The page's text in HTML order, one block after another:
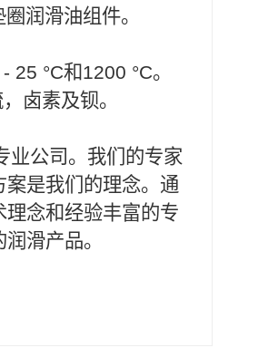
润滑油组件。
°C和1200 °C。
卤素及钡。
业公司。我们的专家
是我们的理念。通
念和经验丰富的专
滑产品。